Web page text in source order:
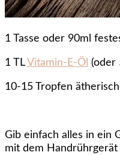
1 Tasse oder 90ml
1 TLVitamin-E-Öl (oder
10-15 Tropfen
Gib einfach alles in ein
mit dem